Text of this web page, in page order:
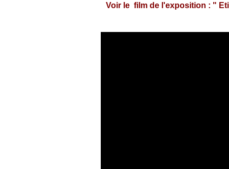
Voir le film de l'exposition : "